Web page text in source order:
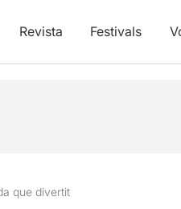
Revista Festivals
que divertit